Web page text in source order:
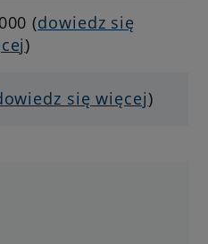
(dowiedz się
)
się więcej)